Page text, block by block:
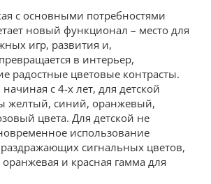
с основными потребностями
новый функционал – место для
игр, развития и,
в интерьер,
радостные цветовые контрасты.
с 4-х лет, для детской
желтый, синий, оранжевый,
цвета. Для детской не
использование
сигнальных цветов,
и красная гамма для